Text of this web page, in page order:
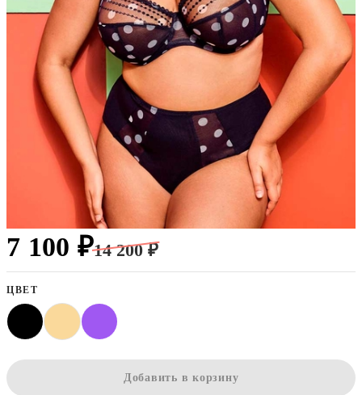
7 100 ₽14 200 ₽
ЦВЕТ
Добавить в корзину